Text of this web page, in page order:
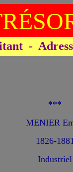
-
***
MENIER
1826-
Industriel